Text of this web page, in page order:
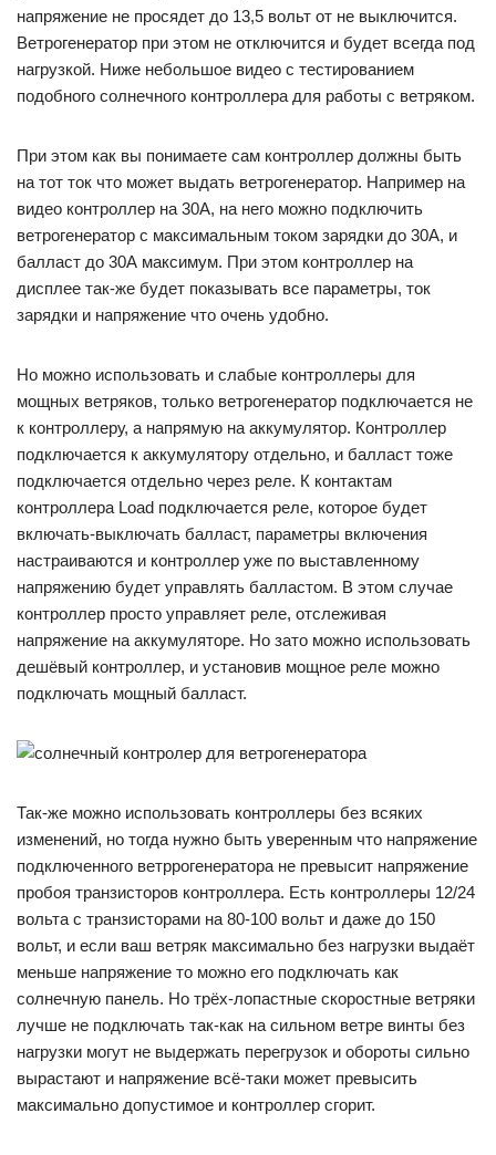
напряжение не просядет до 13,5 вольт от не выключится.
Ветрогенератор при этом не отключится и будет всегда под
нагрузкой. Ниже небольшое видео с тестированием
подобного солнечного контроллера для работы с ветряком.
При этом как вы понимаете сам контроллер должны быть
на тот ток что может выдать ветрогенератор. Например на
видео контроллер на 30А, на него можно подключить
ветрогенератор с максимальным током зарядки до 30А, и
балласт до 30А максимум. При этом контроллер на
дисплее так-же будет показывать все параметры, ток
зарядки и напряжение что очень удобно.
Но можно использовать и слабые контроллеры для
мощных ветряков, только ветрогенератор подключается не
к контроллеру, а напрямую на аккумулятор. Контроллер
подключается к аккумулятору отдельно, и балласт тоже
подключается отдельно через реле. К контактам
контроллера Load подключается реле, которое будет
включать-выключать балласт, параметры включения
настраиваются и контроллер уже по выставленному
напряжению будет управлять балластом. В этом случае
контроллер просто управляет реле, отслеживая
напряжение на аккумуляторе. Но зато можно использовать
дешёвый контроллер, и установив мощное реле можно
подключать мощный балласт.
Так-же можно использовать контроллеры без всяких
изменений, но тогда нужно быть уверенным что напряжение
подключенного ветррогенератора не превысит напряжение
пробоя транзисторов контроллера. Есть контроллеры 12/24
вольта с транзисторами на 80-100 вольт и даже до 150
вольт, и если ваш ветряк максимально без нагрузки выдаёт
меньше напряжение то можно его подключать как
солнечную панель. Но трёх-лопастные скоростные ветряки
лучше не подключать так-как на сильном ветре винты без
нагрузки могут не выдержать перегрузок и обороты сильно
вырастают и напряжение всё-таки может превысить
максимально допустимое и контроллер сгорит.